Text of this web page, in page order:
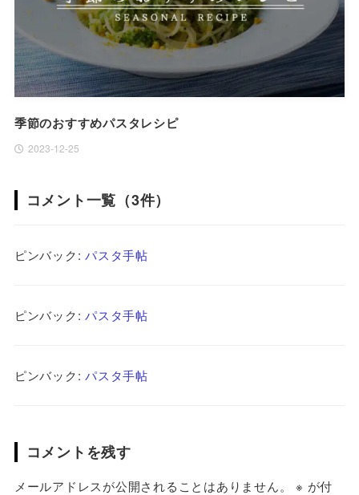
季節のおすすめパスタレシピ
2023-12-25
コメント一覧（3件）
ピンバック:パスタ手帖
ピンバック:パスタ手帖
ピンバック:パスタ手帖
コメントを残す
メールアドレスが公開されることはありません。 ※ が付